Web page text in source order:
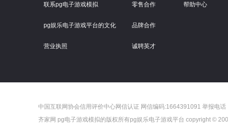
联系pg电子游戏模拟
pg娱乐电子游戏平台的文化
营业执照
零售合作
品牌合作
诚聘英才
帮助中心
中国互联网协会信用评价中心网信认证 网信编码:1664391091 举报电
齐家网 pg电子游戏模拟的版权所有pg娱乐电子游戏平台 copyright ©